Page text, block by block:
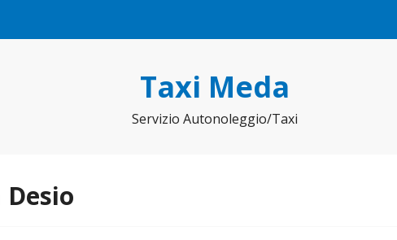
Taxi Meda
Servizio Autonoleggio/Taxi